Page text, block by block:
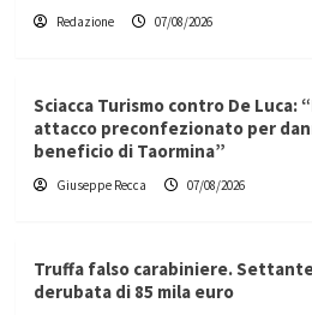
Redazione 07/08/2026
Sciacca Turismo contro De Luca:
attacco preconfezionato per
beneficio di Taormina”
Giuseppe Recca 07/08/2026
Truffa falso carabiniere.
derubata di 85 mila euro